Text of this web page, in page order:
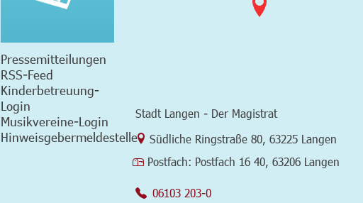
Pressemitteilungen
RSS-Feed
Kinderbetreuung-
Login
Musikvereine-Login
Hinweisgebermeldestelle
Stadt Langen - Der Magistrat
Link zur Google-Maps Navigation
Südliche Ringstraße 80, 63225 Langen
Postfach: Postfach 16 40, 63206 Langen
06103 203-0